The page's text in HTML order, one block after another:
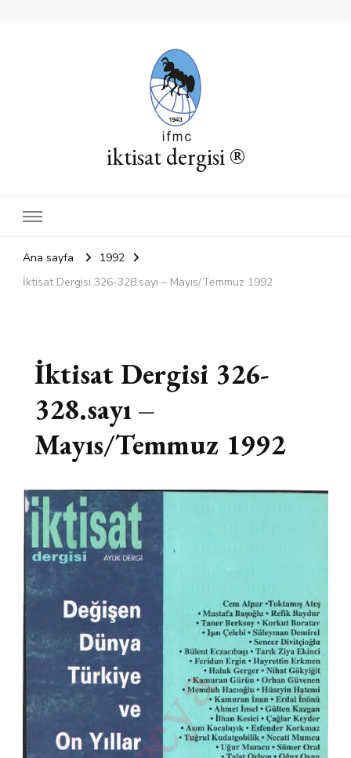
iktisat dergisi ®
Ana sayfa
1992
İktisat Dergisi 326-328.sayı – Mayıs/Temmuz 1992
İktisat Dergisi 326-
328.sayı –
Mayıs/Temmuz 1992